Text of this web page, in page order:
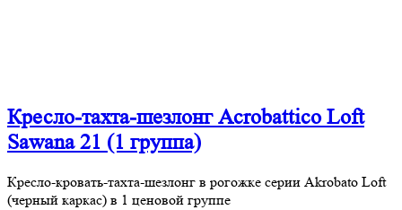
Кресло-тахта-шезлонг Acrobattico Loft
Sawana 21 (1 группа)
Кресло-кровать-тахта-шезлонг в рогожке серии Akrobato Loft
(черный каркас) в 1 ценовой группе